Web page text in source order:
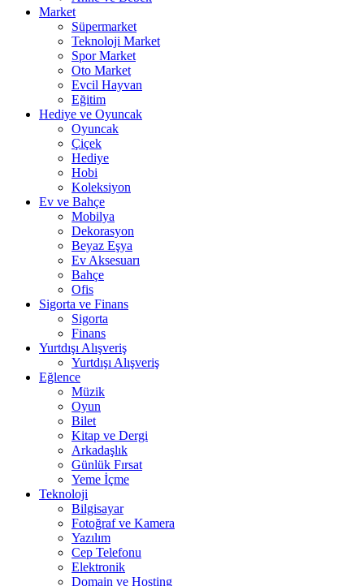
Market
Süpermarket
Teknoloji Market
Spor Market
Oto Market
Evcil Hayvan
Eğitim
Hediye ve Oyuncak
Oyuncak
Çiçek
Hediye
Hobi
Koleksiyon
Ev ve Bahçe
Mobilya
Dekorasyon
Beyaz Eşya
Ev Aksesuarı
Bahçe
Ofis
Sigorta ve Finans
Sigorta
Finans
Yurtdışı Alışveriş
Yurtdışı Alışveriş
Eğlence
Müzik
Oyun
Bilet
Kitap ve Dergi
Arkadaşlık
Günlük Fırsat
Yeme İçme
Teknoloji
Bilgisayar
Fotoğraf ve Kamera
Yazılım
Cep Telefonu
Elektronik
Domain ve Hosting